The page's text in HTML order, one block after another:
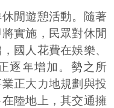
閒遊憩活動。隨著
實施，民眾對休閒
國人花費在娛樂、
逐年增加。勢之所
正大力地規劃與投
陸地上，其交通擁